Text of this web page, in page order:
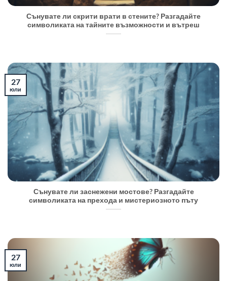
Сънувате ли скрити врати в стените? Разгадайте
символиката на тайните възможности и вътреш
Сънувате ли заснежени мостове? Разгадайте
символиката на прехода и мистериозното пъту
27
юли
27
юли